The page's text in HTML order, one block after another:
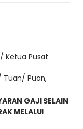
Ketua Pusat
Tuan/ Puan,
GAJI SELAIN
MELALUI